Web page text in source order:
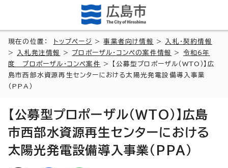
現在の位置： トップページ >事業者向け情報 >
入札・契約情報
>
入札発注情報 > プロポーザル・コンペの案件情報 > 令和6年
度 プロポーザル・コンペ案件
> 【公募型プロポーザル（WTO）】広
島市西部水資源再生センターにおける太陽光発電設備導入事業
（PPA）
【公募型プロポーザル（WTO）】広島
市西部水資源再生センターにおける
太陽光発電設備導入事業（PPA）